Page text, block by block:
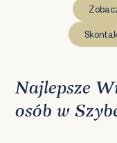
Najlepsze
osób w